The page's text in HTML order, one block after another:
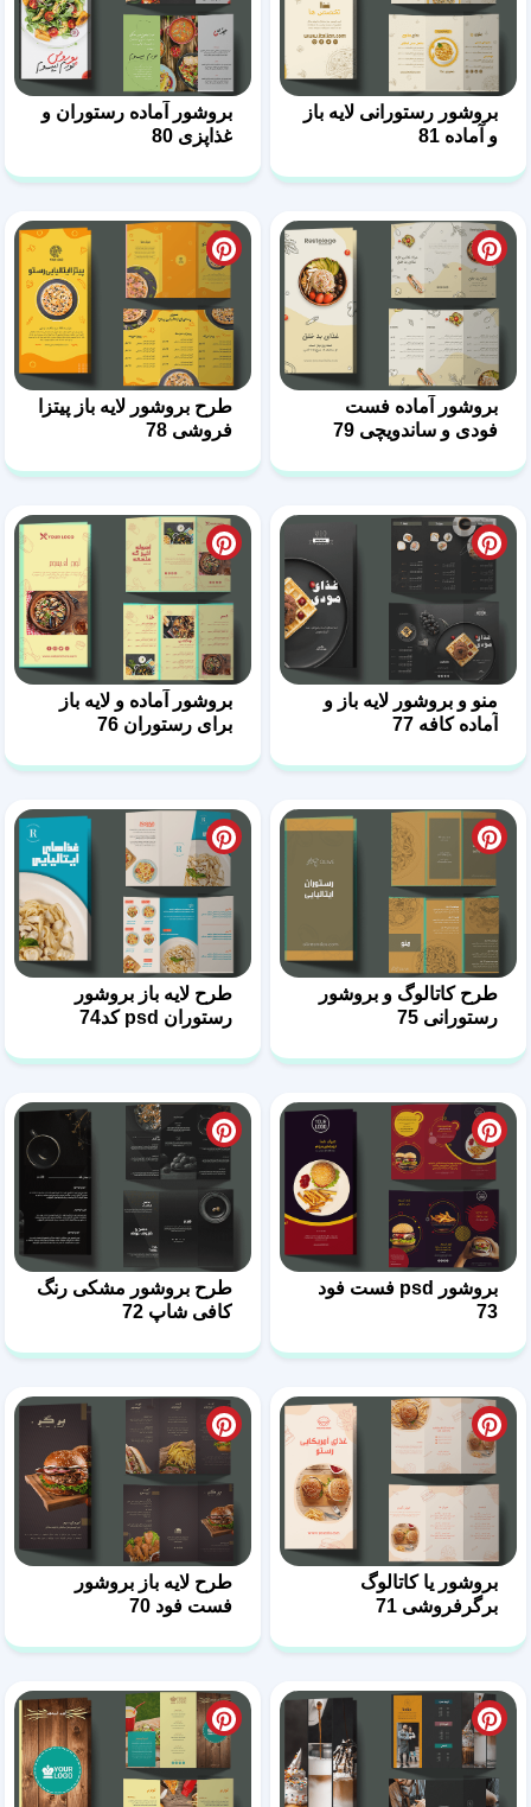
بروشور رستورانی لایه باز
و آماده 81
بروشور آماده رستوران و
غذاپزی 80
بروشور آماده فست
فودی و ساندویچی 79
طرح بروشور لایه باز پیتزا
فروشی 78
منو و بروشور لایه باز و
آماده کافه 77
بروشور آماده و لایه باز
برای رستوران 76
طرح کاتالوگ و بروشور
رستورانی 75
طرح لایه باز بروشور
رستوران psd کد74
بروشور psd فست فود
73
طرح بروشور مشکی رنگ
کافی شاپ 72
بروشور یا کاتالوگ
برگرفروشی 71
طرح لایه باز بروشور
فست فود 70